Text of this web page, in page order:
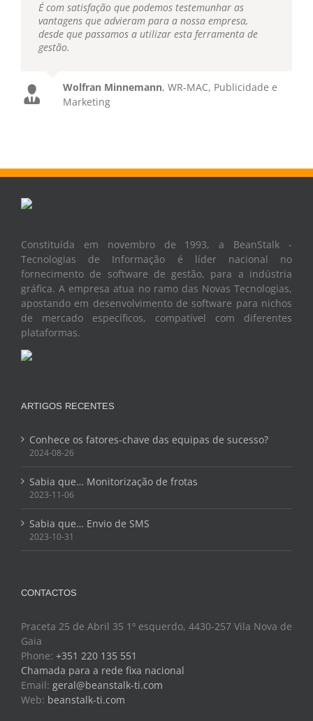
É com satisfação que podemos testemunhar as
vantagens que advieram para a nossa empresa,
desde que passamos a utilizar esta ferramenta de
gestão.
Wolfran Minnemann, WR-MAC, Publicidade e
Marketing
Constituída em novembro de 1993, a BeanStalk -
Tecnologias de Informação é líder nacional no
fornecimento de software de gestão, para a indústria
gráfica. A empresa atua no ramo das Novas Tecnologias,
apostando em desenvolvimento de software para nichos
de mercado específicos, compatível com diferentes
plataformas.
ARTIGOS RECENTES
Conhece os fatores-chave das equipas de sucesso?
2024-08-26
Sabia que… Monitorização de frotas
2023-11-06
Sabia que… Envio de SMS
2023-10-31
CONTACTOS
Praceta 25 de Abril 35 1º esquerdo, 4430-257 Vila Nova de
Gaia
Phone: +351 220 135 551
Chamada para a rede fixa nacional
Email: geral@beanstalk-ti.com
Web: beanstalk-ti.com